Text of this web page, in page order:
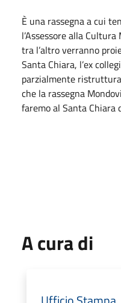
È una rassegna a cui
l’Assessore alla
tra l’altro verranno
Santa Chiara, l’ex
parzialmente
che la rassegna
faremo al Santa Chiara
A cura di